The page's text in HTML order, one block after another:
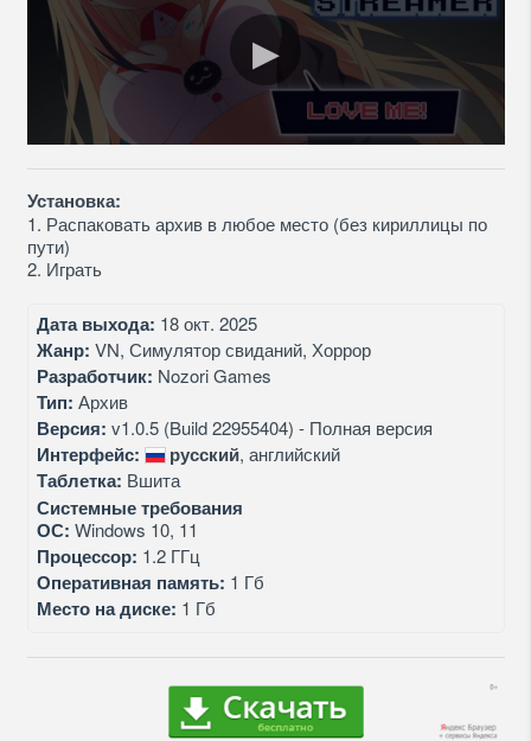
Установка:
1. Распаковать архив в любое место (без кириллицы по
пути)
2. Играть
Дата выхода: 18 окт. 2025
Жанр: VN, Симулятор свиданий, Хоррор
Разработчик: Nozori Games
Тип: Архив
Версия: v1.0.5 (Build 22955404) - Полная версия
Интерфейс: русский, английский
Таблетка: Вшита
Системные требования
ОС: Windows 10, 11
Процессор: 1.2 ГГц
Оперативная память: 1 Гб
Место на диске: 1 Гб